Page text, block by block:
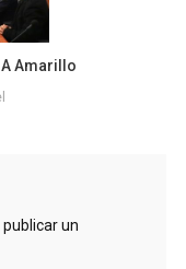
A Amarillo
un